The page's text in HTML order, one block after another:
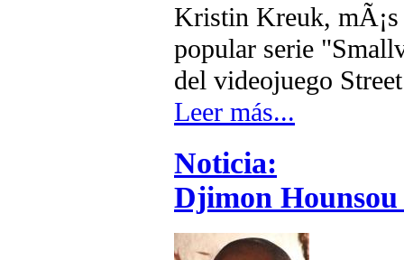
Kristin Kreuk, mÃ¡s
popular serie
del videojuego
Leer más...
Noticia:
Djimon